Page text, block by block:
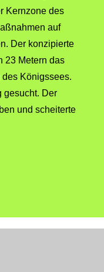
Kernzone des
auf
Der konzipierte
23 Metern das
Königssees.
gesucht. Der
und scheiterte